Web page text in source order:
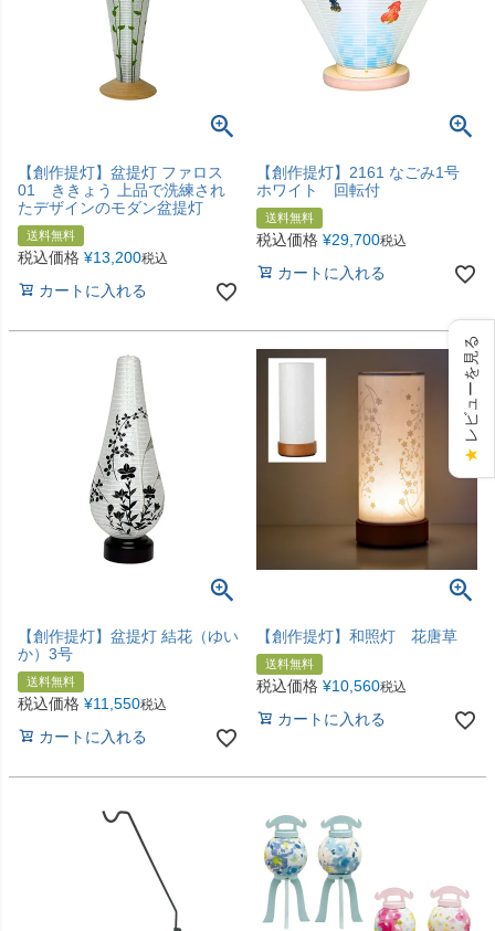
【創作提灯】盆提灯 ファロス
01 ききょう 上品で洗練され
たデザインのモダン盆提灯
送料無料
税込価格 ¥13,200税込
カートに入れる
【創作提灯】2161 なごみ1号
ホワイト 回転付
送料無料
税込価格 ¥29,700税込
カートに入れる
【創作提灯】盆提灯 結花（ゆい
か）3号
送料無料
税込価格 ¥11,550税込
カートに入れる
【創作提灯】和照灯 花唐草
送料無料
税込価格 ¥10,560税込
カートに入れる
★
レビューを見る